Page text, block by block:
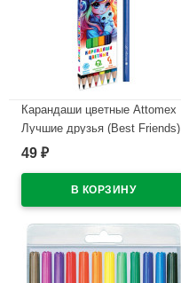
Карандаши цветные Attomex
Лучшие друзья (Best Friends)
6 цветов 2М 2,65 мм
49 ₽